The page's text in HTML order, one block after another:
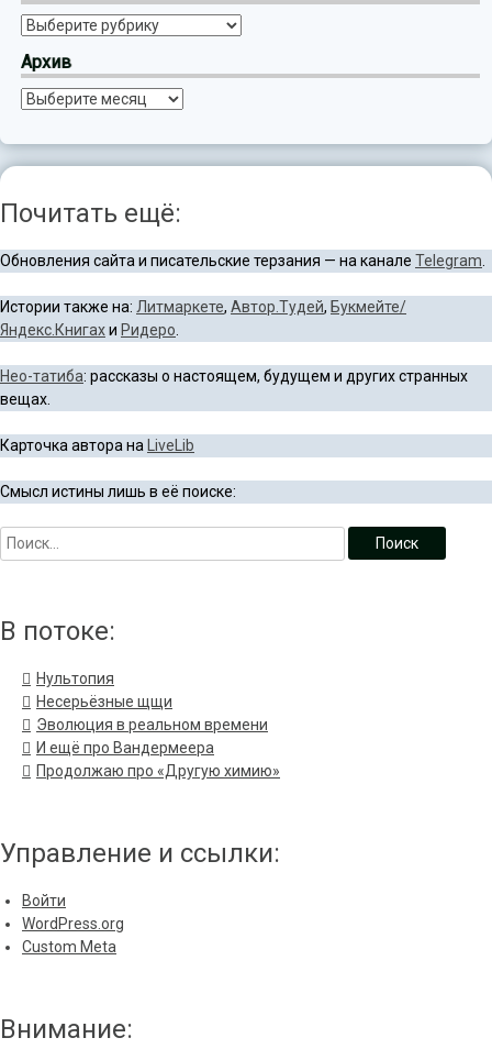
Рубрики
Архив
Архив
Почитать ещё:
Обновления сайта и писательские терзания — на канале Telegram
Истории также на: Литмаркете, Автор.Тудей, Букмейте/
Яндекс.Книгахи Ридеро
Нео-татиба: рассказы о настоящем, будущем и других странных
вещах.
Карточка автора на LiveLib
Смысл истины лишь в её поиске:
В потоке:
Нультопия
Несерьёзные щщи
Эволюция в реальном времени
И ещё про Вандермеера
Продолжаю про «Другую химию»
Управление и ссылки:
Войти
WordPress.org
Custom Meta
Внимание: